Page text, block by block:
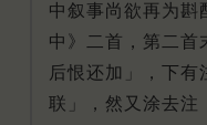
中叙事尚欲再为斟
中》二首，第二首
后恨还加」，下有
联」，然又涂去注